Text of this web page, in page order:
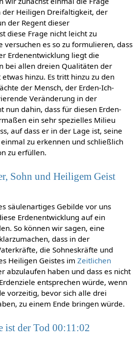
der Heiligen Dreifaltigkeit, der
der Regent dieser
diese Frage nicht leicht zu
versuchen es so zu formulieren, dass
Erdenentwicklung liegt die
bei allen dreien Qualitäten der
hinzu. Es tritt hinzu zu den
der Mensch, der Erden-Ich-
Veränderung in der
nun dahin, dass für diesen Erden-
ein sehr spezielles Milieu
auf dass er in der Lage ist, seine
zu erkennen und schließlich
zu erfüllen.
Sohn und Heiligem Geist
säulenartiges Gebilde vor uns
Erdenentwicklung auf ein
So können wir sagen, eine
dass in der
die Sohneskräfte und
Heiligen Geistes im Zeitlichen
abzulaufen haben und dass es nicht
entsprechen würde, wenn
vorzeitig, bevor sich alle drei
zu einem Ende bringen würde.
ist der Tod 00:11:02